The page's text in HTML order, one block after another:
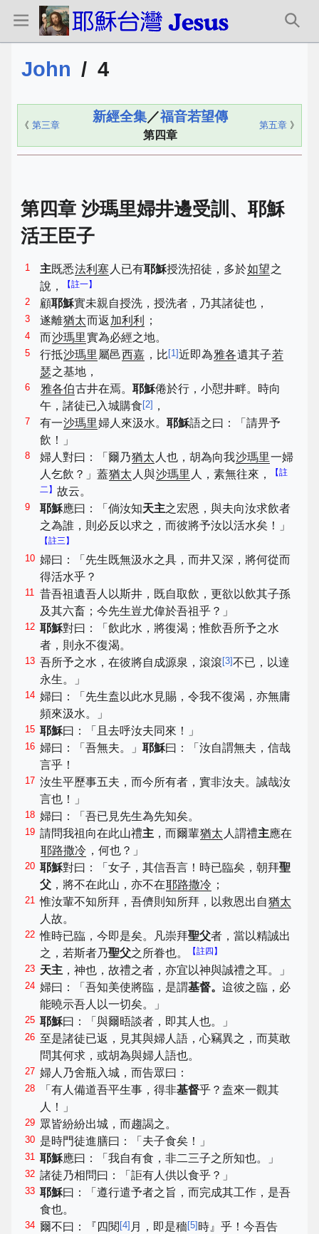
John / 4
《 第三章
新經全集／福音若望傳
第四章
第五章 》
第四章 沙瑪里婦井邊受訓、耶穌
活王臣子
1 主既悉法利塞 人已有耶穌授洗招徒，多於如望之
說，
【註一】
2 顧耶穌實未親自授洗，授洗者，乃其諸徒也，
3 遂離猶太而返 加利利 ；
4 而沙瑪里實為必經之地。
5 行抵沙瑪里 屬邑西嘉 ，比 [1]近即為雅各遺其子若
瑟之基地，
6 雅各伯古井在焉。耶穌倦於行，小憇井畔。時向
午，諸徒已入城購食 [2] ，
7 有一沙瑪里婦人來汲水。耶穌語之曰：「請畀予
飲！」
8 婦人對曰：「爾乃猶太 人也，胡為向我沙瑪里一婦
人乞飲？」蓋猶太 人與沙瑪里 人，素無往來，
【註
二】故云。
9 耶穌應曰：「倘汝知天主之宏恩，與夫向汝求飲者
之為誰，則必反以求之，而彼將予汝以活水矣！」
【註三】
10 婦曰：「先生既無汲水之具，而井又深，將何從而
得活水乎？
11 昔吾祖遺吾人以斯井，既自取飲，更欲以飲其子孫
及其六畜；今先生豈尤偉於吾祖乎？」
12 耶穌對曰：「飲此水，將復渴；惟飲吾所予之水
者，則永不復渴。
13 吾所予之水，在彼將自成源泉，滾滾 [3]不已，以達
永生。」
14 婦曰：「先生盍以此水見賜，令我不復渴，亦無庸
頻來汲水。」
15 耶穌曰：「且去呼汝夫同來！」
16 婦曰：「吾無夫。」耶穌曰：「汝自謂無夫，信哉
言乎！
17 汝生平歷事五夫，而今所有者，實非汝夫。誠哉汝
言也！」
18 婦曰：「吾已見先生為先知矣。
19 請問我祖向在此山禮主 ，而爾輩猶太 人謂禮主應在
耶路撒冷 ，何也？」
20 耶穌對曰：「女子，其信吾言！時已臨矣，朝拜聖
父 ，將不在此山，亦不在耶路撒冷 ；
21 惟汝輩不知所拜，吾儕則知所拜，以救恩出自猶太
人故。
22 惟時已臨，今即是矣。凡崇拜聖父者，當以精誠出
之，若斯者乃聖父之所眷也。 【註四】
23 天主 ，神也，故禮之者，亦宜以神與誠禮之耳。」
24 婦曰：「吾知美使將臨，是謂基督。迨彼之臨，必
能曉示吾人以一切矣。」
25 耶穌曰：「與爾晤談者，即其人也。」
26 至是諸徒已返，見其與婦人語，心竊異之，而莫敢
問其何求，或胡為與婦人語也。
27 婦人乃舍瓶入城，而告眾曰：
28 「有人備道吾平生事，得非基督乎？盍來一觀其
人！」
29 眾皆紛紛出城，而趨謁之。
30 是時門徒進膳曰：「夫子食矣！」
31 耶穌應曰：「我自有食，非二三子之所知也。」
32 諸徒乃相問曰：「詎有人供以食乎？」
33 耶穌曰：「遵行遣予者之旨，而完成其工作，是吾
食也。
34 爾不曰：『四閱 [4] 月，即是穡[5] 時』乎！今吾告